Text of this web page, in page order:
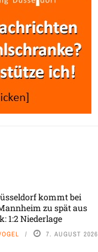
kommt bei
zu spät aus
1:2 Niederlage
7. AUGUST 2026